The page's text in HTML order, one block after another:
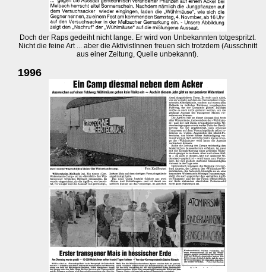
Doch der Raps gedeiht nicht lange. Er wird von Unbekannten totgespritzt.
Nicht die feine Art ... aber die AktivistInnen freuen sich trotzdem (Ausschnitt
aus einer Zeitung, Quelle unbekannt).
1996